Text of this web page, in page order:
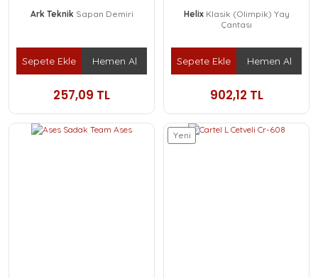
Ark Teknik Sapan Demiri
Sepete Ekle Hemen Al
257,09 TL
Helix Klasik (Olimpik) Yay
Çantası
Sepete Ekle Hemen Al
902,12 TL
Yeni